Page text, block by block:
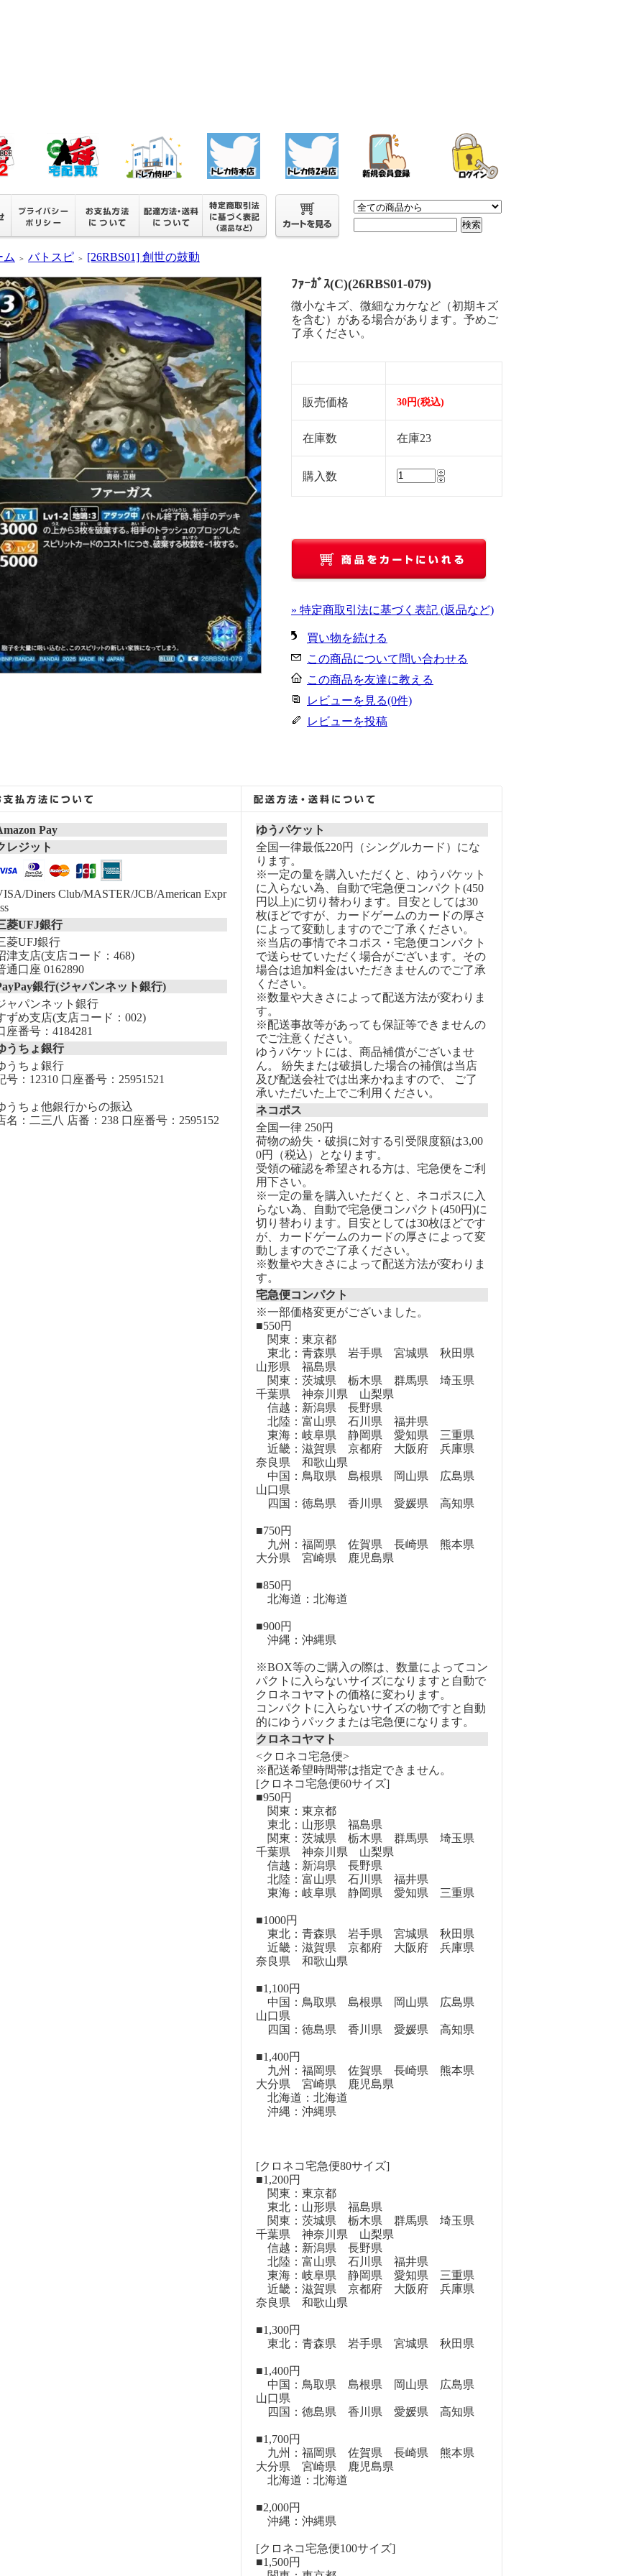
ム ＞ バトスピ ＞ [26RBS01] 創世の鼓動
ﾌｧｰｶﾞｽ(C)(26RBS01-079)
微小なキズ、微細なカケなど（初期キズ
を含む）がある場合があります。予めご
了承ください。
販売価格 30円(税込)
在庫数 在庫23
購入数
» 特定商取引法に基づく表記 (返品など)
買い物を続ける
この商品について問い合わせる
この商品を友達に教える
レビューを見る(0件)
レビューを投稿
Pay
レジット
Diners Club/MASTER/JCB/American Expr
菱UFJ銀行
菱UFJ銀行
津支店(支店コード：468)
通口座 0162890
銀行(ジャパンネット銀行)
ャパンネット銀行
ずめ支店(支店コード：002)
座番号：4184281
うちょ銀行
うちょ銀行
号：12310 口座番号：25951521
うちょ他銀行からの振込
名：二三八 店番：238 口座番号：2595152
ゆうパケット
全国一律最低220円（シングルカード）にな
ります。
※一定の量を購入いただくと、ゆうパケット
に入らない為、自動で宅急便コンパクト(450
円以上)に切り替わります。目安としては30
枚ほどですが、カードゲームのカードの厚さ
によって変動しますのでご了承ください。
※当店の事情でネコポス・宅急便コンパクト
で送らせていただく場合がございます。その
場合は追加料金はいただきませんのでご了承
ください。
※数量や大きさによって配送方法が変わりま
す。
※配送事故等があっても保証等できませんの
でご注意ください。
ゆうパケットには、商品補償がございませ
ん。 紛失または破損した場合の補償は当店
及び配送会社では出来かねますので、 ご了
承いただいた上でご利用ください。
ネコポス
全国一律 250円
荷物の紛失・破損に対する引受限度額は3,00
0円（税込）となります。
受領の確認を希望される方は、宅急便をご利
用下さい。
※一定の量を購入いただくと、ネコポスに入
らない為、自動で宅急便コンパクト(450円)に
切り替わります。目安としては30枚ほどです
が、カードゲームのカードの厚さによって変
動しますのでご了承ください。
※数量や大きさによって配送方法が変わりま
す。
宅急便コンパクト
※一部価格変更がございました。
■550円
関東：東京都
東北：青森県 岩手県 宮城県 秋田県
山形県 福島県
関東：茨城県 栃木県 群馬県 埼玉県
千葉県 神奈川県 山梨県
信越：新潟県 長野県
北陸：富山県 石川県 福井県
東海：岐阜県 静岡県 愛知県 三重県
近畿：滋賀県 京都府 大阪府 兵庫県
奈良県 和歌山県
中国：鳥取県 島根県 岡山県 広島県
山口県
四国：徳島県 香川県 愛媛県 高知県
■750円
九州：福岡県 佐賀県 長崎県 熊本県
大分県 宮崎県 鹿児島県
■850円
北海道：北海道
■900円
沖縄：沖縄県
※BOX等のご購入の際は、数量によってコン
パクトに入らないサイズになりますと自動で
クロネコヤマトの価格に変わります。
コンパクトに入らないサイズの物ですと自動
的にゆうパックまたは宅急便になります。
クロネコヤマト
<クロネコ宅急便>
※配送希望時間帯は指定できません。
[クロネコ宅急便60サイズ]
■950円
関東：東京都
東北：山形県 福島県
関東：茨城県 栃木県 群馬県 埼玉県
千葉県 神奈川県 山梨県
信越：新潟県 長野県
北陸：富山県 石川県 福井県
東海：岐阜県 静岡県 愛知県 三重県
■1000円
東北：青森県 岩手県 宮城県 秋田県
近畿：滋賀県 京都府 大阪府 兵庫県
奈良県 和歌山県
■1,100円
中国：鳥取県 島根県 岡山県 広島県
山口県
四国：徳島県 香川県 愛媛県 高知県
■1,400円
九州：福岡県 佐賀県 長崎県 熊本県
大分県 宮崎県 鹿児島県
北海道：北海道
沖縄：沖縄県
[クロネコ宅急便80サイズ]
■1,200円
関東：東京都
東北：山形県 福島県
関東：茨城県 栃木県 群馬県 埼玉県
千葉県 神奈川県 山梨県
信越：新潟県 長野県
北陸：富山県 石川県 福井県
東海：岐阜県 静岡県 愛知県 三重県
近畿：滋賀県 京都府 大阪府 兵庫県
奈良県 和歌山県
■1,300円
東北：青森県 岩手県 宮城県 秋田県
■1,400円
中国：鳥取県 島根県 岡山県 広島県
山口県
四国：徳島県 香川県 愛媛県 高知県
■1,700円
九州：福岡県 佐賀県 長崎県 熊本県
大分県 宮崎県 鹿児島県
北海道：北海道
■2,000円
沖縄：沖縄県
[クロネコ宅急便100サイズ]
■1,500円